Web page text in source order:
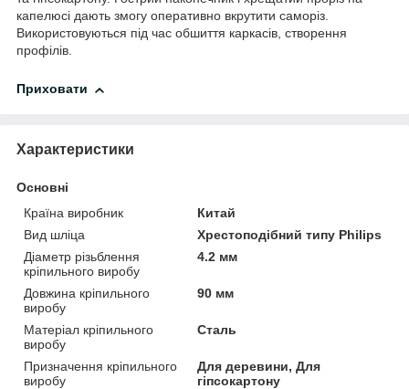
капелюсі дають змогу оперативно вкрутити саморіз.
Використовуються під час обшиття каркасів, створення
профілів.
Приховати
Характеристики
Основні
Країна виробник
Китай
Вид шліца
Хрестоподібний типу Philips
Діаметр різьблення
кріпильного виробу
4.2 мм
Довжина кріпильного
виробу
90 мм
Матеріал кріпильного
виробу
Сталь
Призначення кріпильного
виробу
Для деревини, Для
гіпсокартону